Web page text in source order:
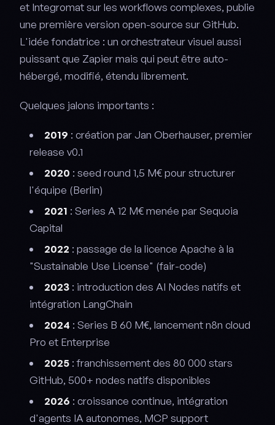
et Integromat sur les workflows complexes, publie
une première version open-source sur GitHub.
L'idée fondatrice : un orchestrateur visuel aussi
puissant que Zapier mais qui peut être auto-
hébergé, modifié, étendu librement.
Quelques jalons importants :
2019 : création par Jan Oberhauser, premier
release v0.1
2020 : seed round 1,5 M€ pour structurer
l'équipe (Berlin)
2021 : Series A 12 M€ menée par Sequoia
Capital
2022 : passage de la licence Apache à la
"Sustainable Use License" (fair-code)
2023 : introduction des AI Nodes natifs et
intégration LangChain
2024 : Series B 60 M€, lancement n8n cloud
Pro et Enterprise
2025 : franchissement des 80 000 stars
GitHub, 500+ nodes natifs disponibles
2026 : croissance continue, intégration
d'agents IA autonomes, MCP support